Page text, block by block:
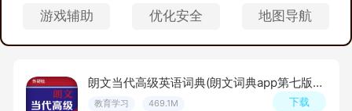
游戏辅助 优化安全 地图导航
朗文当代高级英语词典(朗文词典app第七版电子版)v5.3.5官方正版
教育学习 469.1M 下载